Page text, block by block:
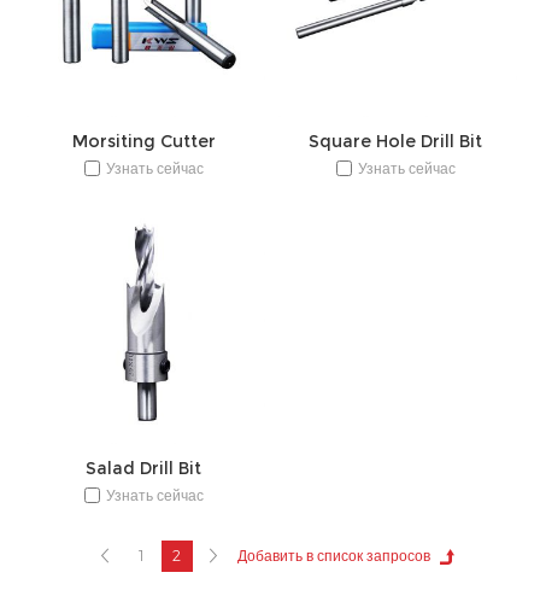
Morsiting Cutter
Узнать сейчас
Square Hole Drill Bit
Узнать сейчас
Salad Drill Bit
Узнать сейчас
1 2